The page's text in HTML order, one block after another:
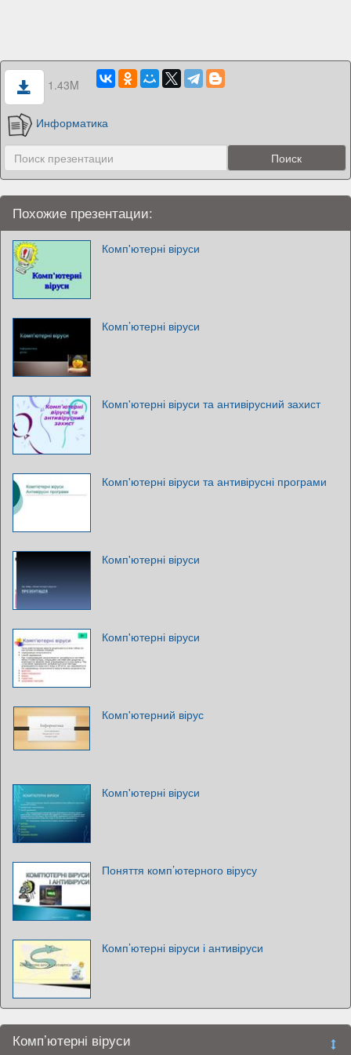
1.43M
Информатика
Похожие презентации:
Комп'ютерні віруси
Комп’ютерні віруси
Комп'ютерні віруси та антивірусний захист
Комп'ютерні віруси та антивірусні програми
Комп'ютерні віруси
Комп'ютерні віруси
Комп'ютерний вірус
Комп'ютерні віруси
Поняття комп’ютерного вірусу
Комп’ютерні віруси і антивіруси
Комп’ютерні віруси